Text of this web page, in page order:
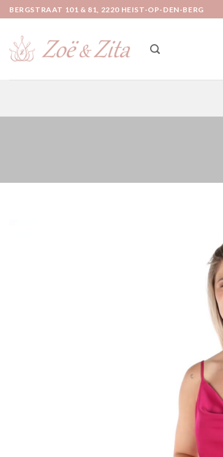
Ga
naar
inhoud
BERGSTRAAT 101 & 81, 2220 HEIST-OP-DEN-BERG